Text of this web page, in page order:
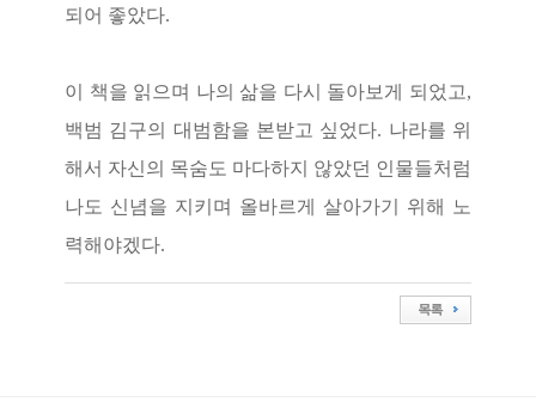
되어 좋았다.
이 책을 읽으며 나의 삶을 다시 돌아보게 되었고,
백범 김구의 대범함을 본받고 싶었다. 나라를 위
해서 자신의 목숨도 마다하지 않았던 인물들처럼
나도 신념을 지키며 올바르게 살아가기 위해 노
력해야겠다.